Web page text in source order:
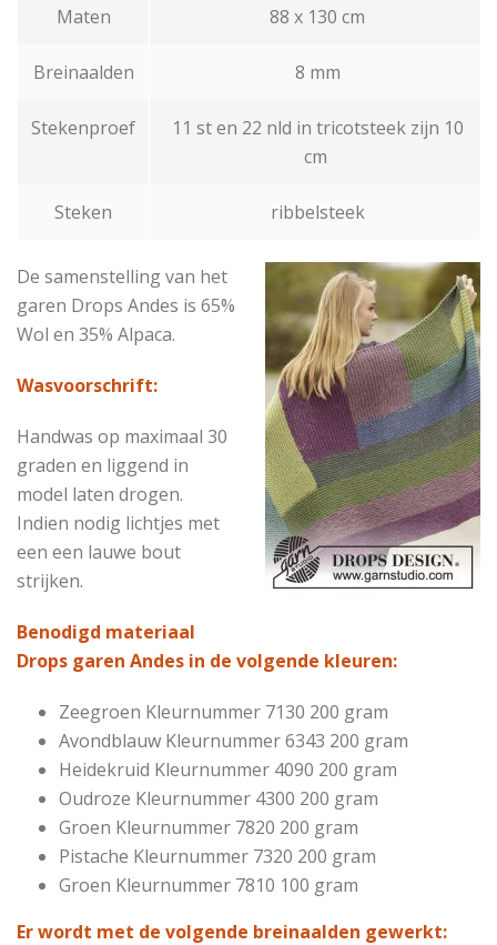
Maten 88 x 130 cm
Breinaalden 8 mm
Stekenproef
11 st en 22 nld in tricotsteek zijn 10
cm
Steken ribbelsteek
De samenstelling van het
garen Drops Andes is 65%
Wol en 35% Alpaca.
Wasvoorschrift:
Handwas op maximaal 30
graden en liggend in
model laten drogen.
Indien nodig lichtjes met
een een lauwe bout
strijken.
Benodigd materiaal
Drops garen Andes in de volgende kleuren:
Zeegroen Kleurnummer 7130 200 gram
Avondblauw Kleurnummer 6343 200 gram
Heidekruid Kleurnummer 4090 200 gram
Oudroze Kleurnummer 4300 200 gram
Groen Kleurnummer 7820 200 gram
Pistache Kleurnummer 7320 200 gram
Groen Kleurnummer 7810 100 gram
Er wordt met de volgende breinaalden gewerkt: